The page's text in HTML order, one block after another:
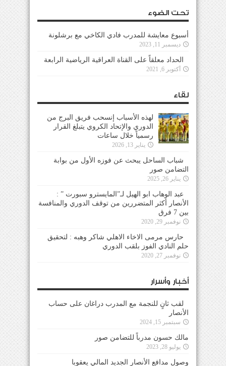
تحت الضوء
أسبوع معايشة للمدرب فادي الكاخي مع برشلونة
ديسمبر 11, 2023
الحداد معلقاً على القناة العراقية الرياضية الرابعة
أكتوبر 6, 2021
لقاء
لهذه الأسباب إنسحب فريق البرج من
الدوري والإتحاد الكروي يتبلغ القرار
رسمياً خلال ساعات
يناير 13, 2026
شباب الساحل يبحث عن فوزه الأول من بوابة
التضامن صور
يناير 26, 2025
عبد الوهاب ابو الهيل لـ”المايسترو سبورت ” :
الأنصار أكثر المتضررين من توقف الدوري والمنافسة
بين 7 فرق
نوفمبر 29, 2020
حارس مرمى الاخاء الاهلي شاكر وهبه : لتحقيق
حلم النادي الفوز بلقب الدوري
نوفمبر 27, 2020
أخبار وأسرار
لقب ثانٍ للنجمة مع المدرب دراغان على حساب
الأنصار
سبتمبر 15, 2024
مالك حسون مدرباً للتضامن صور
يوليو 28, 2023
وصول مدافع الأنصار الجديد المالي يعقوبا